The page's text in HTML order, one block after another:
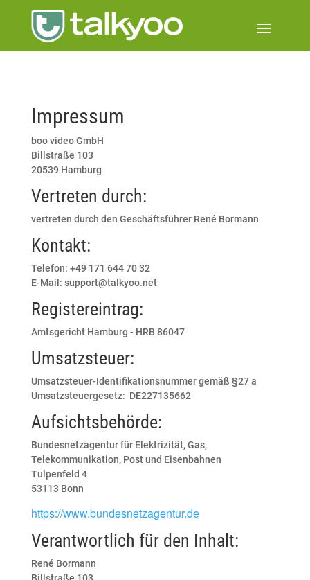
Impressum
boo video GmbH
Billstraße 103
20539 Hamburg
Vertreten durch:
vertreten durch den Geschäftsführer René Bormann
Kontakt:
Telefon: +49 171 644 70 32
E-Mail: support@talkyoo.net
Registereintrag:
Amtsgericht Hamburg - HRB 86047
Umsatzsteuer:
Umsatzsteuer-Identifikationsnummer gemäß §27 a
Umsatzsteuergesetz: DE227135662
Aufsichtsbehörde:
Bundesnetzagentur für Elektrizität, Gas,
Telekommunikation, Post und Eisenbahnen
Tulpenfeld 4
53113 Bonn
https://www.bundesnetzagentur.de
Verantwortlich für den Inhalt:
René Bormann